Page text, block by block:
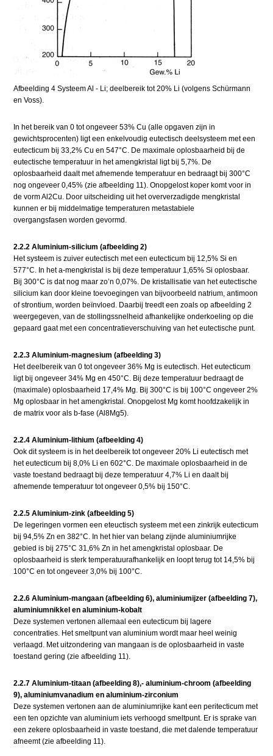
Afbeelding 4 Systeem Al - Li; deelbereik tot 20% Li (volgens Schürmann
en Voss).
In het bereik van 0 tot ongeveer 53% Cu (alle opgaven zijn in
gewichtsprocenten) ligt een enkelvoudig eutectisch deelsysteem met een
eutecticum bij 33,2% Cu en 547°C. De maximale oplosbaarheid bij de
eutectische temperatuur in het amengkristal ligt bij 5,7%. De
oplosbaarheid daalt met afnemende temperatuur en bedraagt bij 300°C
nog ongeveer 0,45% (zie afbeelding 11). Onopgelost koper komt voor in
de vorm Al2Cu. Door uitscheiding uit het oververzadigde mengkristal
kunnen er bij middelmatige temperaturen metastabiele
overgangsfasen worden gevormd.
2.2.2 Aluminium-silicium (afbeelding 2)
Het systeem is zuiver eutectisch met een eutecticum bij 12,5% Si en
577°C. In het a-mengkristal is bij deze temperatuur 1,65% Si oplosbaar.
Bij 300°C is dat nog maar zo’n 0,07%. De kristallisatie van het eutectische
silicium kan door kleine toevoegingen van bijvoorbeeld natrium, antimoon
of strontium, worden beïnvloed. Daarbij treedt een zoals op afbeelding 2
weergegeven, van de stollingssnelheid afhankelijke onderkoeling op die
gepaard gaat met een concentratieverschuiving van het eutectische punt.
2.2.3 Aluminium-magnesium (afbeelding 3)
Het deelbereik van 0 tot ongeveer 36% Mg is eutectisch. Het eutecticum
ligt bij ongeveer 34% Mg en 450°C. Bij deze temperatuur bedraagt de
(maximale) oplosbaarheid 17,4% Mg. Bij 300°C is bij 100°C ongeveer 2%
Mg oplosbaar in het amengkristal. Onopgelost Mg komt hoofdzakelijk in
de matrix voor als b-fase (Al8Mg5).
2.2.4 Aluminium-lithium (afbeelding 4)
Ook dit systeem is in het deelbereik tot ongeveer 20% Li eutectisch met
het eutecticum bij 8,0% Li en 602°C. De maximale oplosbaarheid in de
vaste toestand bedraagt bij deze temperatuur 4,7% Li en daalt bij
afnemende temperatuur tot ongeveer 0,5% bij 150°C.
2.2.5 Aluminium-zink (afbeelding 5)
De legeringen vormen een eteuctisch systeem met een zinkrijk eutecticum
bij 94,5% Zn en 382°C. In het hier van belang zijnde aluminiumrijke
gebied is bij 275°C 31,6% Zn in het amengkristal oplosbaar. De
oplosbaarheid is sterk temperatuurafhankelijk en loopt terug tot 14,5% bij
100°C en tot ongeveer 3,0% bij 100°C.
2.2.6 Aluminium-mangaan (afbeelding 6), aluminiumijzer (afbeelding 7),
aluminiumnikkel en aluminium-kobalt
Deze systemen vertonen allemaal een eutecticum bij lagere
concentraties. Het smeltpunt van aluminium wordt maar heel weinig
verlaagd. Met uitzondering van mangaan is de oplosbaarheid in vaste
toestand gering (zie afbeelding 11).
2.2.7 Aluminium-titaan (afbeelding 8),- aluminium-chroom (afbeelding
9), aluminiumvanadium en aluminium-zirconium
Deze systemen vertonen aan de aluminiumrijke kant een peritecticum met
een ten opzichte van aluminium iets verhoogd smeltpunt. Er is sprake van
een zekere oplosbaarheid in vaste toestand, die met dalende temperatuur
afneemt (zie afbeelding 11).